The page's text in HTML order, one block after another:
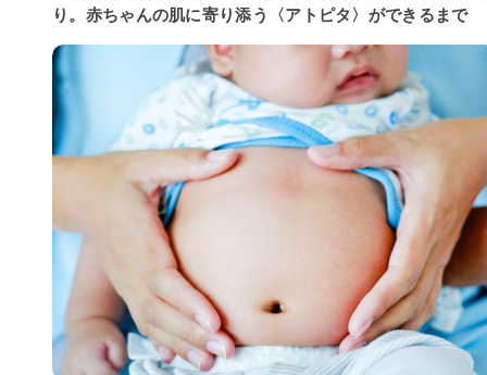
り。赤ちゃんの肌に寄り添う〈アトピタ〉ができるまで